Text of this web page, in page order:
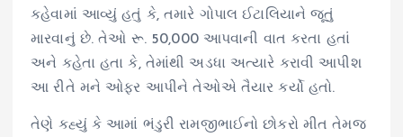
કહેવામાં આવ્યું હતું કે, તમારે ગોપાલ ઈટાલિયાને જૂતું
મારવાનું છે. તેઓ રૂ. 50,000 આપવાની વાત કરતા હતાં
અને કહેતા હતા કે, તેમાંથી અડધા અત્યારે કરાવી આપીશ
આ રીતે મને ઓફર આપીને તેઓએ તૈયાર કર્યો હતો.
તેણે કહ્યું કે આમાં ભંડુરી રામજીભાઈનો છોકરો મીત તેમજ